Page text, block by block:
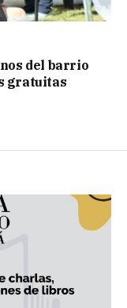
del barrio
gratuitas